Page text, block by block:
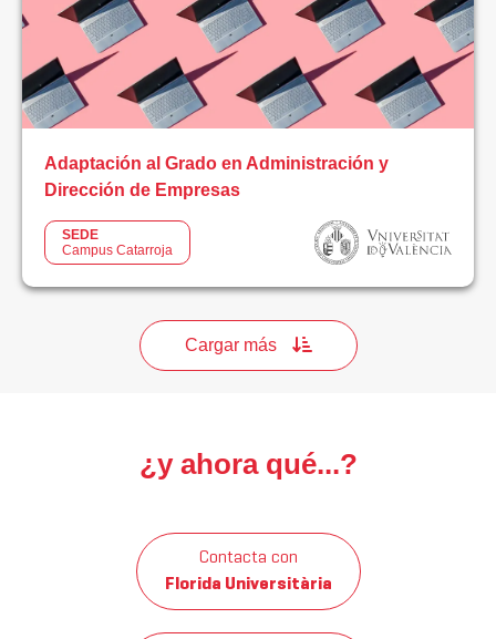
Adaptación al Grado en Administración y
Dirección de Empresas
SEDE
Campus Catarroja
Cargar más
¿y ahora qué...?
Contacta con
Florida Universitària